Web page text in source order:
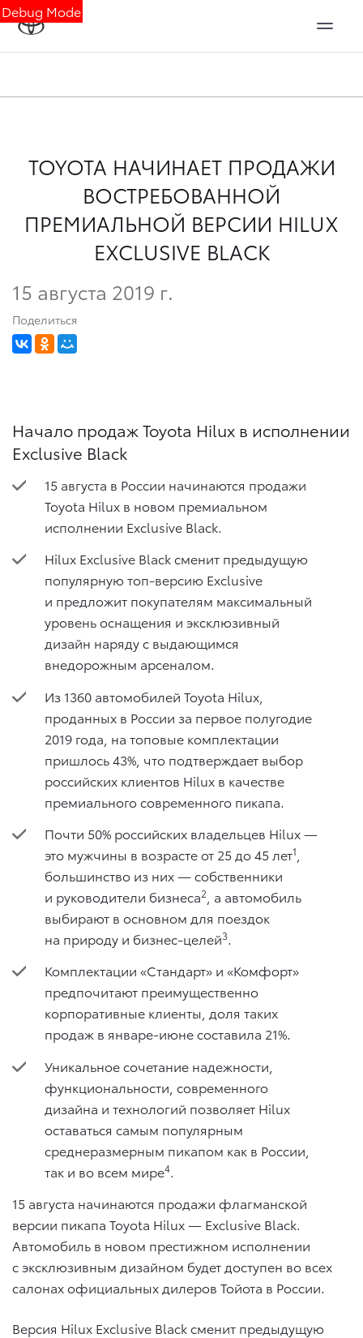
Debug Mode
TOYOTA НАЧИНАЕТ ПРОДАЖИ
ВОСТРЕБОВАННОЙ
ПРЕМИАЛЬНОЙ ВЕРСИИ HILUX
EXCLUSIVE BLACK
15 августа 2019 г.
Поделиться
Начало продаж Toyota Hilux в исполнении
Exclusive Black
15 августа в России начинаются продажи
Toyota Hilux в новом премиальном
исполнении Exclusive Black.
Hilux Exclusive Black сменит предыдущую
популярную топ-версию Exclusive
и предложит покупателям максимальный
уровень оснащения и эксклюзивный
дизайн наряду с выдающимся
внедорожным арсеналом.
Из 1360 автомобилей Toyota Hilux,
проданных в России за первое полугодие
2019 года, на топовые комплектации
пришлось 43%, что подтверждает выбор
российских клиентов Hilux в качестве
премиального современного пикапа.
Почти 50% российских владельцев Hilux —
это мужчины в возрасте от 25 до 45 лет1
большинство из них — собственники
и руководители бизнеса2
, а автомобиль
выбирают в основном для поездок
на природу и бизнес-целей3.
Комплектации «Стандарт» и «Комфорт»
предпочитают преимущественно
корпоративные клиенты, доля таких
продаж в январе-июне составила 21%.
Уникальное сочетание надежности,
функциональности, современного
дизайна и технологий позволяет Hilux
оставаться самым популярным
среднеразмерным пикапом как в России,
так и во всем мире4.
15 августа начинаются продажи флагманской
версии пикапа Toyota Hilux — Exclusive Black.
Автомобиль в новом престижном исполнении
с эксклюзивным дизайном будет доступен во всех
салонах официальных дилеров Тойота в России.
Версия Hilux Exclusive Black сменит предыдущую